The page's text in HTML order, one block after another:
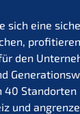
sich eine
den
40
und